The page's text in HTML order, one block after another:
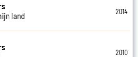
land
2014
2010